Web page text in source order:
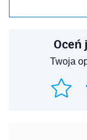
Oceń
Twoja